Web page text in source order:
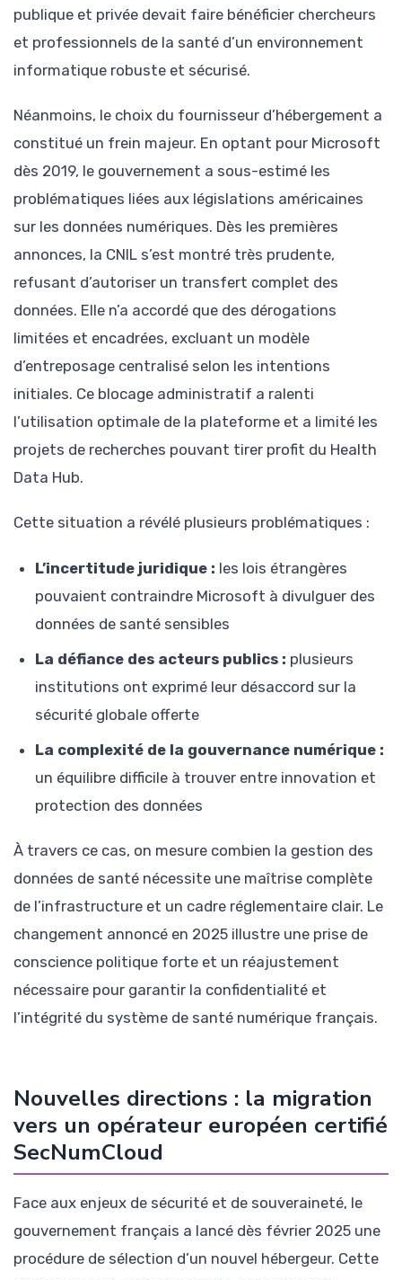
publique et privée devait faire bénéficier chercheurs
et professionnels de la santé d’un environnement
informatique robuste et sécurisé.
Néanmoins, le choix du fournisseur d’hébergement a
constitué un frein majeur. En optant pour Microsoft
dès 2019, le gouvernement a sous-estimé les
problématiques liées aux législations américaines
sur les données numériques. Dès les premières
annonces, la CNIL s’est montré très prudente,
refusant d’autoriser un transfert complet des
données. Elle n’a accordé que des dérogations
limitées et encadrées, excluant un modèle
d’entreposage centralisé selon les intentions
initiales. Ce blocage administratif a ralenti
l’utilisation optimale de la plateforme et a limité les
projets de recherches pouvant tirer profit du Health
Data Hub.
Cette situation a révélé plusieurs problématiques :
L’incertitude juridique : les lois étrangères
pouvaient contraindre Microsoft à divulguer des
données de santé sensibles
La défiance des acteurs publics : plusieurs
institutions ont exprimé leur désaccord sur la
sécurité globale offerte
La complexité de la gouvernance numérique :
un équilibre difficile à trouver entre innovation et
protection des données
À travers ce cas, on mesure combien la gestion des
données de santé nécessite une maîtrise complète
de l’infrastructure et un cadre réglementaire clair. Le
changement annoncé en 2025 illustre une prise de
conscience politique forte et un réajustement
nécessaire pour garantir la confidentialité et
l’intégrité du système de santé numérique français.
Nouvelles directions : la migration
vers un opérateur européen certifié
SecNumCloud
Face aux enjeux de sécurité et de souveraineté, le
gouvernement français a lancé dès février 2025 une
procédure de sélection d’un nouvel hébergeur. Cette